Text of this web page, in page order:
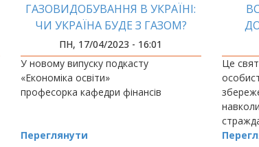
ГАЗОВИДОБУВАННЯ В УКРАЇНІ:
ЧИ УКРАЇНА БУДЕ З ГАЗОМ?
ПН, 17/04/2023 - 16:01
У новому випуску подкасту
«Економіка освіти»
професорка кафедри фінансів
Переглянути
Це